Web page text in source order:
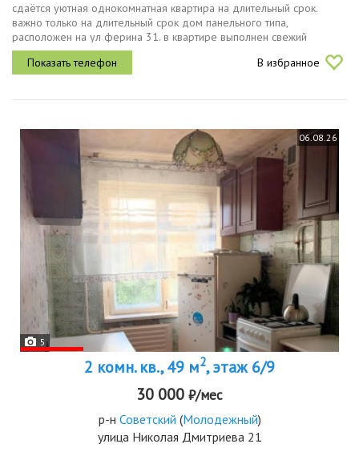
сдаётся уютная однокомнатная квартира на длительный срок.
важно только на длительный срок дом панельного типа,
расположен на ул ферина 31. в квартире выполнен свежий
косметический ремонт, что создаёт приятную атмосферу.кухня
просторная, оснащена...
В избранное
06.08.26
5
2 комн. кв., 49 м2, этаж 6/9
30 000 ₽/мес
р-н Советский (Молодежный)
улица Николая Дмитриева 21